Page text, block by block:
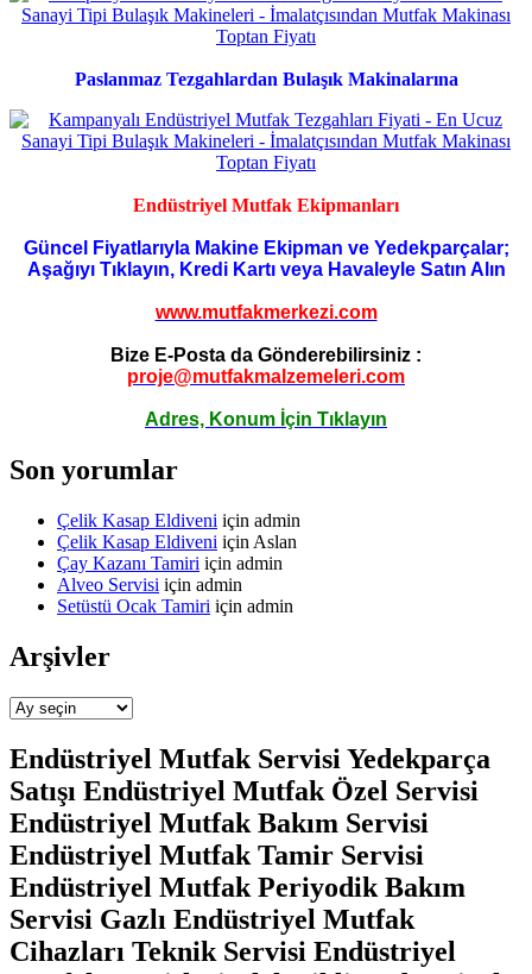
Paslanmaz Tezgahlardan Bulaşık Makinalarına
Endüstriyel Mutfak Ekipmanları
Güncel Fiyatlarıyla Makine Ekipman ve Yedekparçalar;
Aşağıyı Tıklayın, Kredi Kartı veya Havaleyle Satın Alın
www.mutfakmerkezi.com
Bize E-Posta da Gönderebilirsiniz :
proje@mutfakmalzemeleri.com
Adres, Konum İçin Tıklayın
Son yorumlar
Çelik Kasap Eldiveni için admin
Çelik Kasap Eldiveni için Aslan
Çay Kazanı Tamiri için admin
Alveo Servisi için admin
Setüstü Ocak Tamiri için admin
Arşivler
Arşivler
Endüstriyel Mutfak Servisi Yedekparça
Satışı Endüstriyel Mutfak Özel Servisi
Endüstriyel Mutfak Bakım Servisi
Endüstriyel Mutfak Tamir Servisi
Endüstriyel Mutfak Periyodik Bakım
Servisi Gazlı Endüstriyel Mutfak
Cihazları Teknik Servisi Endüstriyel